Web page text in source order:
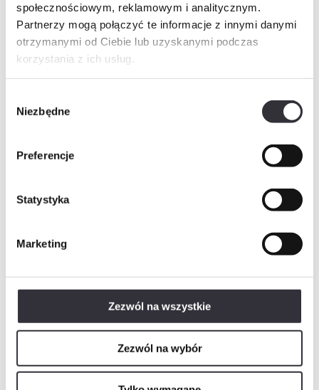
społecznościowym, reklamowym i analitycznym.
Partnerzy mogą połączyć te informacje z innymi danymi
otrzymanymi od Ciebie lub uzyskanymi podczas
korzystania z ich usług.
zgody
Niezbędne
Preferencje
Statystyka
Marketing
Zezwól na wszystkie
Zezwól na wybór
PDF
Zapytaj o mieszkanie
Imię i nazwisko